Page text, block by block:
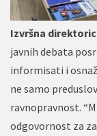
Izvršna
javnih debata
informisati i
ne samo
ravnopravnost.
odgovornost za